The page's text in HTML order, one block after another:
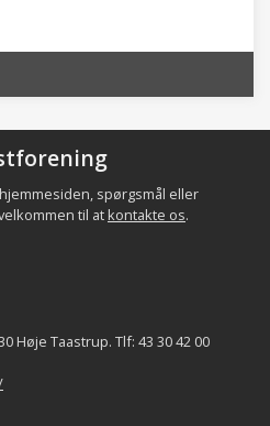
spørgsmål eller
til at kontakte os.
Høje Taastrup. Tlf: 43 30 42 00